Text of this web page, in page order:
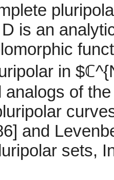
is an
in
analogs of
and
sets,